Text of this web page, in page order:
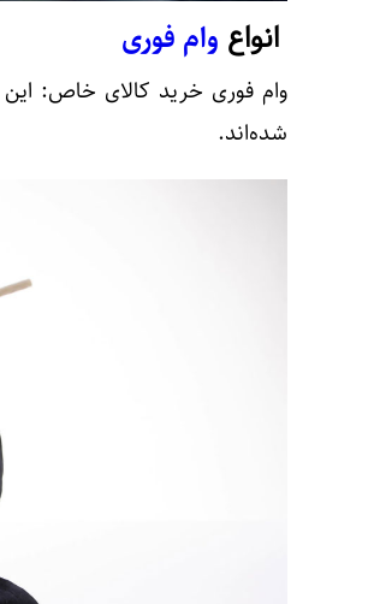
انواع وام فوری
وام فوری خرید کالای خاص:
شده‌اند.